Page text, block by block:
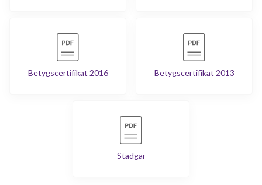
Betygscertifikat 2016 Betygscertifikat 2013
Stadgar